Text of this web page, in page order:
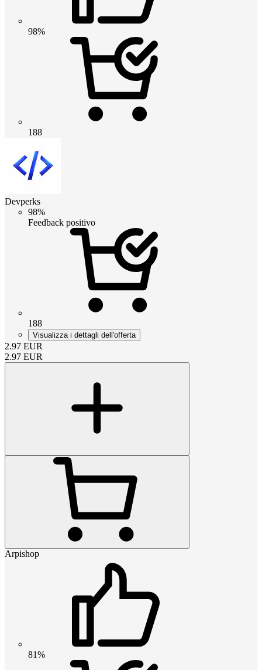
98%
188
Devperks
98%
Feedback positivo
188
Visualizza i dettagli dell'offerta
2.97 EUR
2.97 EUR
Arpishop
81%